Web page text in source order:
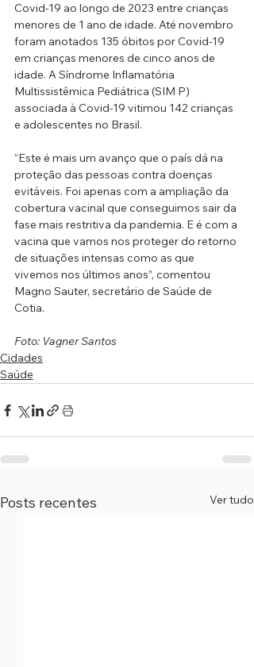
Covid-19 ao longo de 2023 entre crianças
menores de 1 ano de idade. Até novembro
foram anotados 135 óbitos por Covid-19
em crianças menores de cinco anos de
idade. A Síndrome Inflamatória
Multissistêmica Pediátrica (SIM P)
associada à Covid-19 vitimou 142 crianças
e adolescentes no Brasil.
“Este é mais um avanço que o país dá na
proteção das pessoas contra doenças
evitáveis. Foi apenas com a ampliação da
cobertura vacinal que conseguimos sair da
fase mais restritiva da pandemia. E é com a
vacina que vamos nos proteger do retorno
de situações intensas como as que
vivemos nos últimos anos”, comentou
Magno Sauter, secretário de Saúde de
Cotia.
Foto: Vagner Santos
Cidades
Saúde
Posts recentes Ver tudo